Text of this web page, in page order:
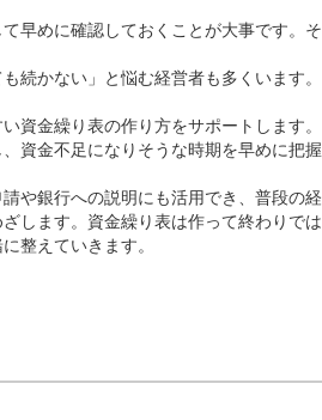
早めに確認しておくことが大事です。そ
続かない」と悩む経営者も多くいます。
資金繰り表の作り方をサポートします。
資金不足になりそうな時期を早めに把握
や銀行への説明にも活用でき、普段の経
します。資金繰り表は作って終わりでは
整えていきます。